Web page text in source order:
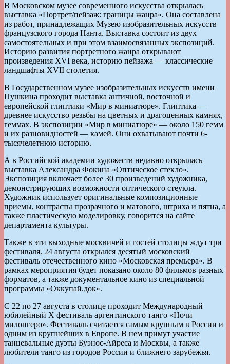
В Московском музее современного искусства открылась
выставка «Портрет/пейзаж: границы жанра». Она составлена
из работ, принадлежащих Музею изобразительных искусств
французского города Нанта. Выставка состоит из двух
самостоятельных и при этом взаимосвязанных экспозиций.
Историю развития портретного жанра открывают
произведения XVI века, историю пейзажа — классические
ландшафты XVII столетия.
В Государственном музее изобразительных искусств имени
Пушкина проходит выставка античной, восточной и
европейской глиптики «Мир в миниатюре». Глиптика —
древнее искусство резьбы на цветных и драгоценных камнях,
геммах. В экспозиции «Мир в миниатюре» — около 150 гемм
и их разновидностей — камей. Они охватывают почти 6-
тысячелетнюю историю.
А в Российской академии художеств недавно открылась
выставка Александра Фокина «Оптическое стекло».
Экспозиция включает более 30 произведений художника,
демонстрирующих возможности оптического стеукла.
Художник использует оригинальные композиционные
приемы, контрасты прозрачного и матового, штриха и пятна, а
также пластическую моделировку, говорится на сайте
департамента культуры.
Также в эти выходные москвичей и гостей столицы ждут три
фестиваля. 24 августа открылся десятый московский
фестиваль отечественного кино «Московская премьера». В
рамках мероприятия будет показано около 80 фильмов разных
форматов, а также документальное кино из специальной
программы «Оккупай.док».
С 22 по 27 августа в столице проходит Международный
юбилейный X фестиваль аргентинского танго «Ночи
милонгеро». Фестиваль считается самым крупным в России и
одним из крупнейших в Европе. В нем примут участие
танцевальные дуэты Буэнос-Айреса и Москвы, а также
любители танго из городов России и ближнего зарубежья.